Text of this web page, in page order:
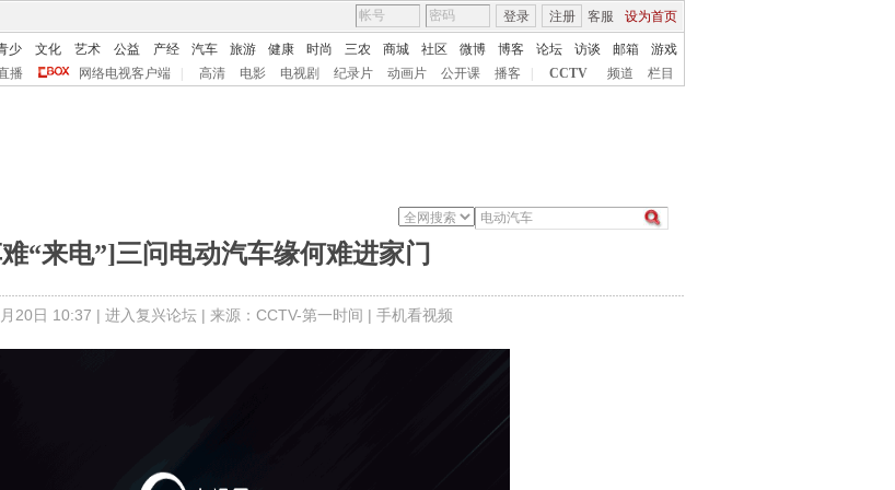
客服 设为首页
登录 注册
少 文化 艺术 公益 产经 汽车 旅游 健康 时尚 三农 商城 社区 微博 博客 论坛 访谈 邮箱
游戏
播 网络电视客户端 高清 电影 电视剧 纪录片 动画片 公开课 播客 CCTV 频道 栏目
“来电”]三问电动汽车缘何难进家门
20日 10:37 | 进入复兴论坛 | 来源：CCTV-第一时间 | 手机看视频